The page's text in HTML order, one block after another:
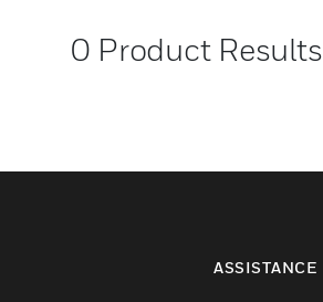
0 Product Results
ASSISTANCE